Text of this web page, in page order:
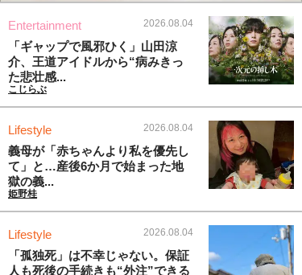
Entertainment 2026.08.04
「ギャップで風邪ひく」山田涼
介、王道アイドルから“病みきっ
た悲壮感...
こじらぶ
Lifestyle 2026.08.04
義母が「赤ちゃんより私を優先し
て」と…産後6か月で始まった地
獄の義...
姫野桂
Lifestyle 2026.08.04
「孤独死」は不幸じゃない。保証
人も死後の手続きも“外注”できる